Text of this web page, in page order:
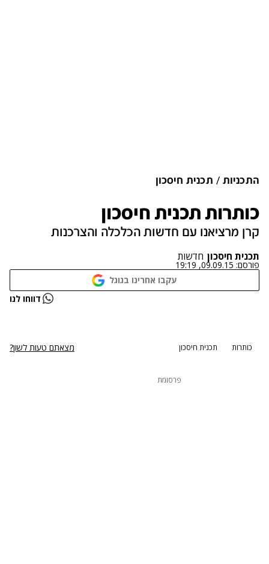
התכניות תכנית חיסכון
כותרות תכנית חיסכון
קרן מרציאנו עם חדשות הכלכלה והצרכנות
תכנית חיסכון חדשות
פורסם: 09.09.15, 19:19
עקבו אחרינו בגוגל
נתקלנו בבעיה דווחו לנו
כותרות תכנית חיסכון מצאתם טעות לשון?
פרסומת